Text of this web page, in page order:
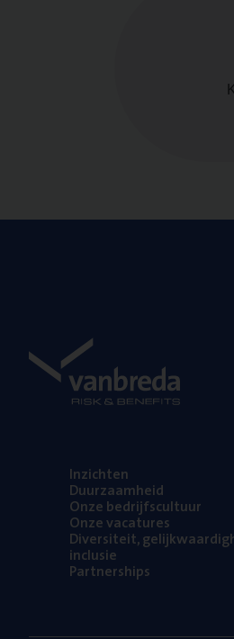
Inzich­ten
Duur­zaam­heid
Onze bedrijfs­cul­tuur
Onze vaca­tu­res
Diver­si­teit,
inclusie
Part­ner­ships